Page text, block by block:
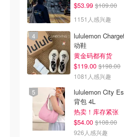
$53.99 $109.00
1151人感兴趣
lululemon
动鞋
黄金码都有货
$119.00 $198.00
1081人感兴趣
lululemon City
背包 4L
热卖！库存紧张
$54.00 $108.00
926人感兴趣